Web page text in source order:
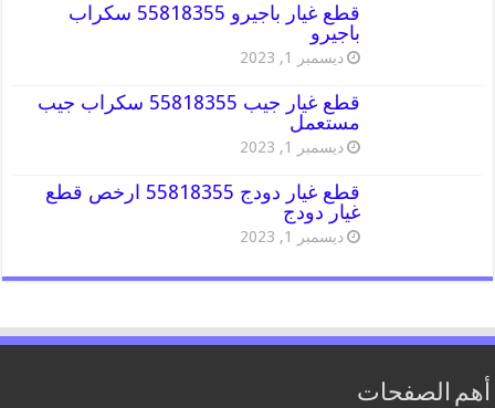
قطع غيار باجيرو 55818355 سكراب
باجيرو
ديسمبر 1, 2023
قطع غيار جيب 55818355 سكراب جيب
مستعمل
ديسمبر 1, 2023
قطع غيار دودج 55818355 ارخص قطع
غيار دودج
ديسمبر 1, 2023
أهم الصفحات